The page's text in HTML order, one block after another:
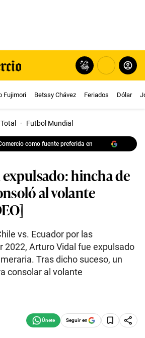
Fujimori Betssy Chávez Feriados Dólar
· Futbol Mundial
como fuente preferida en
hincha de
al volante
vs. Ecuador por las
2022, Arturo Vidal fue expulsado
Tras dicho suceso, un
consolar al volante
Seguir en